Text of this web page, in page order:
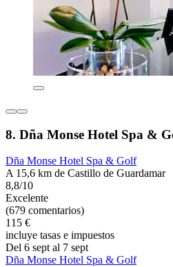
8. Dña Monse Hotel Spa &
Dña Monse Hotel Spa & Golf
A 15,6 km de Castillo de Guardamar
8,8/10
Excelente
(679 comentarios)
115 €
incluye tasas e impuestos
Del 6 sept al 7 sept
Dña Monse Hotel Spa & Golf